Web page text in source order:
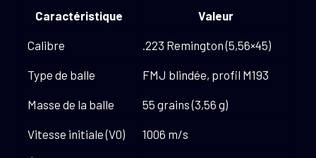
Caractéristique Valeur
Calibre .223 Remington (5,56×45)
Type de balle FMJ blindée, profil M193
Masse de la balle 55 grains (3,56 g)
Vitesse initiale (V0) 1006 m/s